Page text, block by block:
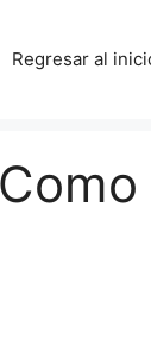
Regresar al